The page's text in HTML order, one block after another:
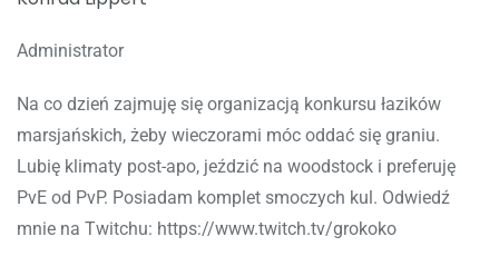
Administrator
Na co dzień zajmuję się organizacją konkursu łazików
marsjańskich, żeby wieczorami móc oddać się graniu.
Lubię klimaty post-apo, jeździć na woodstock i preferuję
PvE od PvP. Posiadam komplet smoczych kul. Odwiedź
mnie na Twitchu: https://www.twitch.tv/grokoko